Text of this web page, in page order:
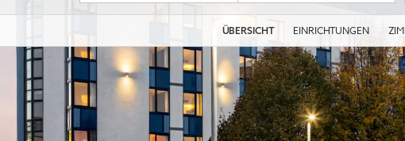
ÜBERSICHT EINRICHTUNGEN